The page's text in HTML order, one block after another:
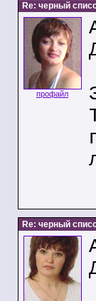
Re: черный
профайл
Re: черный